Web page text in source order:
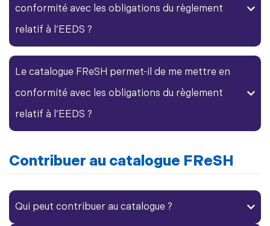
conformité avec les obligations du règlement
relatif à l’EEDS ?
Le catalogue FReSH permet-il de me mettre en
conformité avec les obligations du règlement
relatif à l’EEDS ?
Contribuer au catalogue FReSH
Qui peut contribuer au catalogue ?